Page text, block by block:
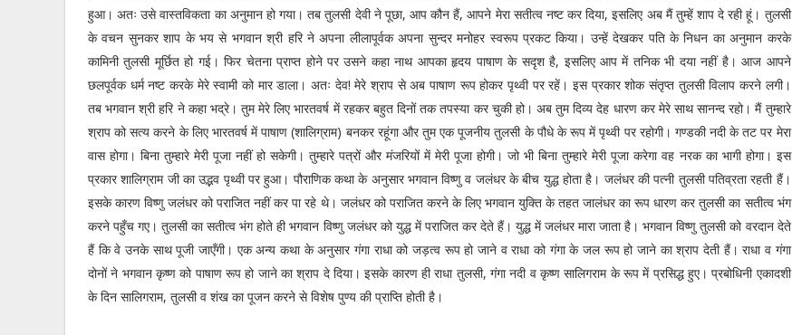
हुआ। अतः उसे वास्तविकता का अनुमान हो गया। तब तुलसी देवी ने पूछा, आप कौन हैं, आपने मेरा सतीत्व नष्ट कर दिया, इसलिए अब मैं तुम्हें शाप दे रही हूं। तुलसी
के वचन सुनकर शाप के भय से भगवान श्री हरि ने अपना लीलापूर्वक अपना सुन्दर मनोहर स्वरूप प्रकट किया। उन्हें देखकर पति के निधन का अनुमान करके
कामिनी तुलसी मूर्छित हो गई। फिर चेतना प्राप्त होने पर उसने कहा नाथ आपका हृदय पाषाण के सदृश है, इसलिए आप में तनिक भी दया नहीं है। आज आपने
छलपूर्वक धर्म नष्ट करके मेरे स्वामी को मार डाला। अतः देव! मेरे श्राप से अब पाषाण रूप होकर पृथ्वी पर रहें। इस प्रकार शोक संतृप्त तुलसी विलाप करने लगी।
तब भगवान श्री हरि ने कहा भद्रे। तुम मेरे लिए भारतवर्ष में रहकर बहुत दिनों तक तपस्या कर चुकी हो। अब तुम दिव्य देह धारण कर मेरे साथ सानन्द रहो। मैं तुम्हारे
श्राप को सत्य करने के लिए भारतवर्ष में पाषाण (शालिग्राम) बनकर रहूंगा और तुम एक पूजनीय तुलसी के पौधे के रूप में पृथ्वी पर रहोगी। गण्डकी नदी के तट पर मेरा
वास होगा। बिना तुम्हारे मेरी पूजा नहीं हो सकेगी। तुम्हारे पत्रों और मंजरियों में मेरी पूजा होगी। जो भी बिना तुम्हारे मेरी पूजा करेगा वह नरक का भागी होगा। इस
प्रकार शालिग्राम जी का उद्भव पृथ्वी पर हुआ। पौराणिक कथा के अनुसार भगवान विष्णु व जलंधर के बीच युद्ध होता है। जलंधर की पत्नी तुलसी पतिव्रता रहती हैं।
इसके कारण विष्णु जलंधर को पराजित नहीं कर पा रहे थे। जलंधर को पराजित करने के लिए भगवान युक्ति के तहत जालंधर का रूप धारण कर तुलसी का सतीत्व भंग
करने पहुँच गए। तुलसी का सतीत्व भंग होते ही भगवान विष्णु जलंधर को युद्ध में पराजित कर देते हैं। युद्ध में जलंधर मारा जाता है। भगवान विष्णु तुलसी को वरदान देते
हैं कि वे उनके साथ पूजी जाएँगी। एक अन्य कथा के अनुसार गंगा राधा को जड़त्व रूप हो जाने व राधा को गंगा के जल रूप हो जाने का श्राप देती हैं। राधा व गंगा
दोनों ने भगवान कृष्ण को पाषाण रूप हो जाने का श्राप दे दिया। इसके कारण ही राधा तुलसी, गंगा नदी व कृष्ण सालिगराम के रूप में प्रसिद्ध हुए। प्रबोधिनी एकादशी
के दिन सालिगराम, तुलसी व शंख का पूजन करने से विशेष पुण्य की प्राप्ति होती है।